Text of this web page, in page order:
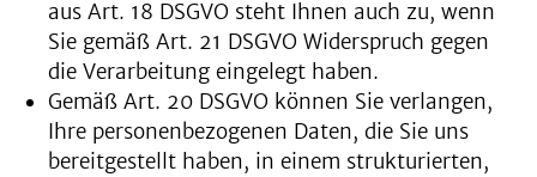
aus Art. 18 DSGVO steht Ihnen auch zu, wenn
Sie gemäß Art. 21 DSGVO Widerspruch gegen
die Verarbeitung eingelegt haben.
Gemäß Art. 20 DSGVO können Sie verlangen,
Ihre personenbezogenen Daten, die Sie uns
bereitgestellt haben, in einem strukturierten,